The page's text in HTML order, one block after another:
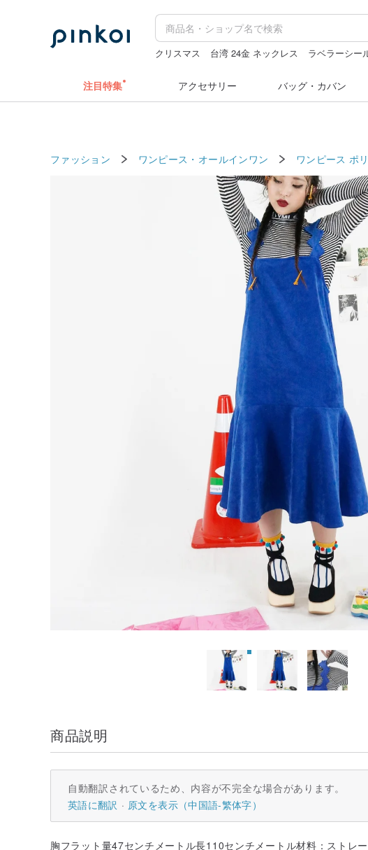
クリスマス 台湾 24金 ネックレス ラベラーシー
注目特集 アクセサリー バッグ・カバン
ファッション ワンピース・オールインワン ワンピース ポ
商品説明
自動翻訳されているため、内容が不完全な場合があります。
英語に翻訳
原文を表示（中国語-繁体字）
胸フラット量47センチメートル長110センチメートル材料：ストレ